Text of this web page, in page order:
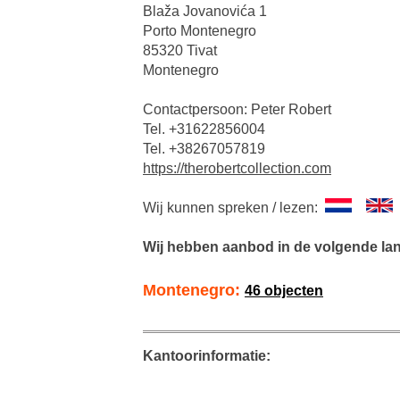
Blaža Jovanovića 1
Porto Montenegro
85320 Tivat
Montenegro
Contactpersoon: Peter Robert
Tel. +31622856004
Tel. +38267057819
https://therobertcollection.com
Wij kunnen spreken / lezen:
Wij hebben aanbod in de volgende
Montenegro: 46 objecten
Kantoorinformatie: